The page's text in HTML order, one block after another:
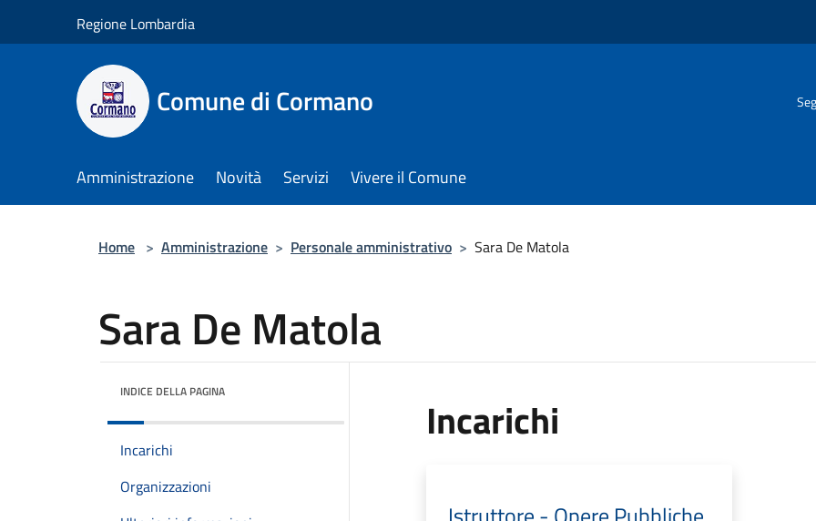
Regione Lombardia
Comune di Cormano
Amministrazione Novità Servizi Vivere il Comune
Home > Amministrazione > Personale amministrativo > Sara De Matola
Sara De Matola
INDICE DELLA PAGINA
Incarichi
Organizzazioni
Incarichi